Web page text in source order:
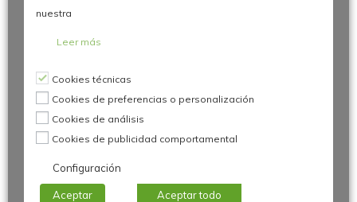
economía circular o la industria
Por Juan Antonio Caloto
7 de noviembre de 2017
<eventos/>
Día mundial de la Calidad 2015
nuestra
Leer más
Cookies técnicas
Cookies de preferencias o personalización
Cookies de análisis
Cookies de publicidad comportamental
Configuración
Aceptar Aceptar todo